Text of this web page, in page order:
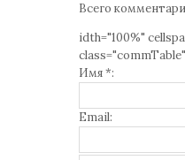
Всего
idth="100%"
Имя *:
Email: